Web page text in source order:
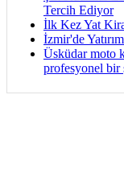
Tercih Ediyor
İlk Kez Yat
İzmir'de
Üsküdar moto
profesyonel bir